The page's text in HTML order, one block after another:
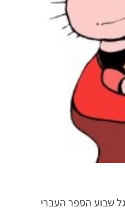
שבוע הספר העברי